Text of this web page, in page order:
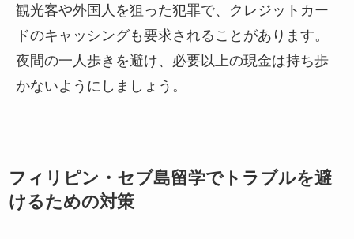
観光客や外国人を狙った犯罪で、クレジットカー
ドのキャッシングも要求されることがあります。
夜間の一人歩きを避け、必要以上の現金は持ち歩
かないようにしましょう。
フィリピン・セブ島留学でトラブルを避
けるための対策